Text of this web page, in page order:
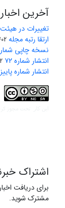
آخرین اخبار
تغییرات در
ارتقا رتبه مجله 04
نسخه چاپی شماره
انتشار شماره ۷۲
انتشار شماره پاییز-
اشتراک
برای دریافت
مشترک شوید.